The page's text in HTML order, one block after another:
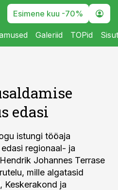
Esimene kuu -70%
Galeriid TOPid
edasi
istungi tööaja
regionaal- ja
Johannes Terrase
mille algatasid
Keskerakond ja